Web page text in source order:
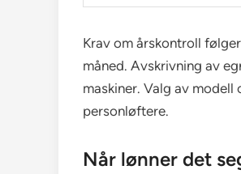
Krav om årskontroll
måned. Avskrivning av
maskiner. Valg av
personløftere.
Når lønner det